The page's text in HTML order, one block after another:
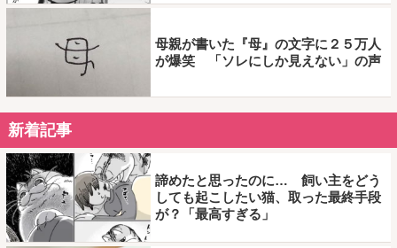
母親が書いた『母』の文字に２５万人
が爆笑 「ソレにしか見えない」の声
新着記事
諦めたと思ったのに… 飼い主をどう
しても起こしたい猫、取った最終手段
が？「最高すぎる」